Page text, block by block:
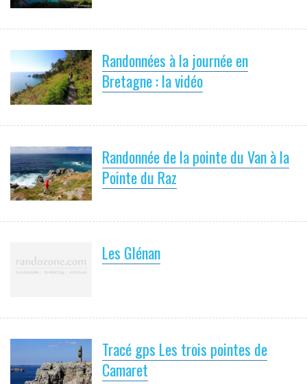
Randonnées à la journée en
Bretagne : la vidéo
Randonnée de la pointe du Van à la
Pointe du Raz
Les Glénan
Tracé gps Les trois pointes de
Camaret